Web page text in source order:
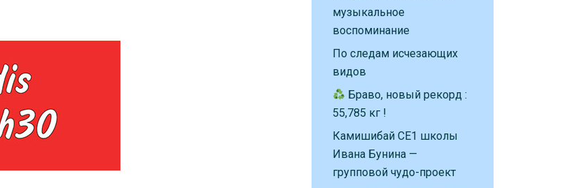
музыкальное
воспоминание
По следам исчезающих
видов
Браво, новый рекорд :
55,785 кг !
Камишибай CE1 школы
Ивана Бунина —
групповой чудо-проект